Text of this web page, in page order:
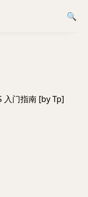
入门指南 [by Tp]